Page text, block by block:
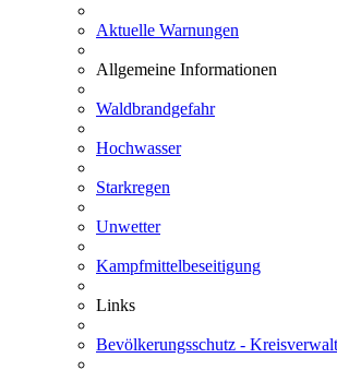
Aktuelle Warnungen
Allgemeine Informationen
Waldbrandgefahr
Hochwasser
Starkregen
Unwetter
Kampfmittelbeseitigung
Links
Bevölkerungsschutz -